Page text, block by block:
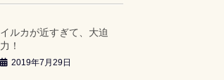
イルカが近すぎて、大迫
力！
2019年7月29日